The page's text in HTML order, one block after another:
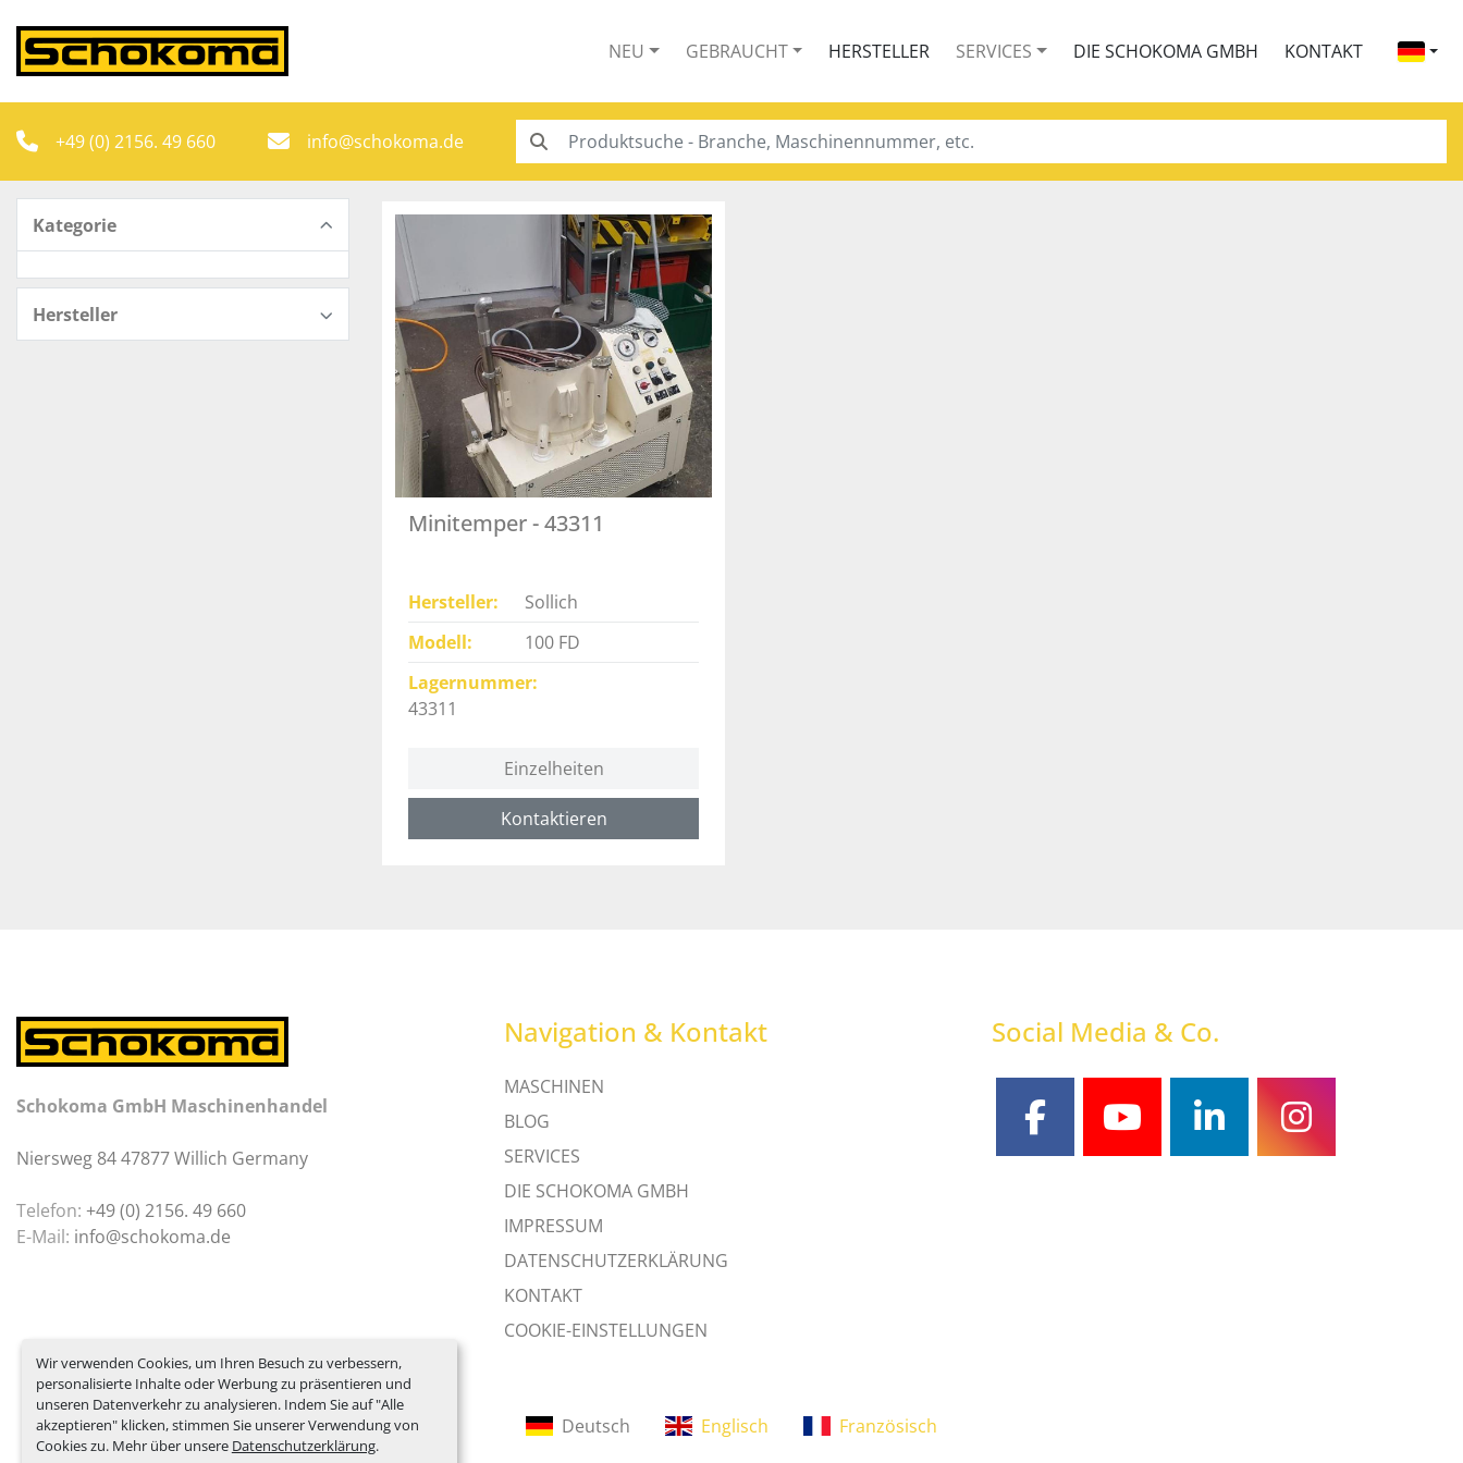
Wir verwenden Cookies, um Ihren Besuch zu verbessern,
personalisierte Inhalte oder Werbung zu präsentieren und
unseren Datenverkehr zu analysieren. Indem Sie auf "Alle
akzeptieren" klicken, stimmen Sie unserer Verwendung von
Cookies zu. Mehr über unsere Datenschutzerklärung.
NEU GEBRAUCHT HERSTELLER SERVICES DIE SCHOKOMA GMBH KONTAKT
+49 (0) 2156. 49 660 info@schokoma.de
Kategorie
Hersteller
Minitemper - 43311
Hersteller
Sollich
Modell
100 FD
Lagernummer
43311
Einzelheiten
Kontaktieren
Schokoma GmbH Maschinenhandel
Niersweg 84 47877 Willich Germany
Telefon: +49 (0) 2156. 49 660
E-Mail: info@schokoma.de
Navigation & Kontakt
MASCHINEN
BLOG
SERVICES
DIE SCHOKOMA GMBH
IMPRESSUM
DATENSCHUTZERKLÄRUNG
KONTAKT
COOKIE-EINSTELLUNGEN
Social Media & Co.
facebookyoutubelinkedininstagram
Deutsch Englisch Französisch